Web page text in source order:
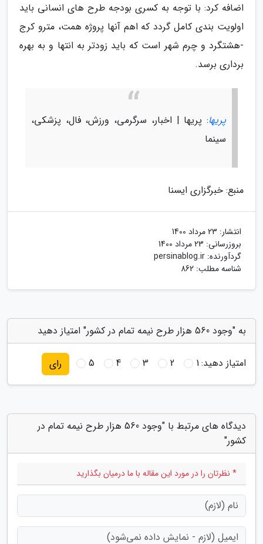
اضافه کرد: با توجه به کسری بودجه طرح های انسانی باید
اولویت بندی کامل گردد که اهم آنها پروژه همت، مترو کرج
-هشتگرد و چرم شهر است که باید زودتر به انتها و به بهره
برداری برسد.
پریها: پریها | اخبار، سرگرمی، ورزش، فال، پزشکی،
سینما
منبع: خبرگزاری ایسنا
انتشار: 23 مرداد 1400
بروزرسانی: 23 مرداد 1400
گردآورنده: persinablog.ir
شناسه مطلب: 862
به "وجود 560 هزار طرح نیمه تمام در کشور" امتیاز دهید
امتیاز دهید:1
2
3
4
5 رای
دیدگاه های مرتبط با "وجود 560 هزار طرح نیمه تمام در
کشور"
* نظرتان را در مورد این مقاله با ما درمیان بگذارید